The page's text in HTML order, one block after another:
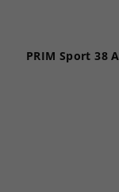
PRIM Sport 38